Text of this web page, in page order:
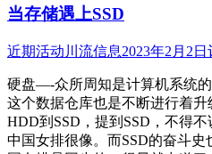
当存储遇上SSD
近期活动 川流信息2023年2月2日
硬盘—-众所周知是计算机系统
这个数据仓库也是不断进行着升
HDD到SSD，提到SSD，不得
中国女排很像。而SSD的奋斗